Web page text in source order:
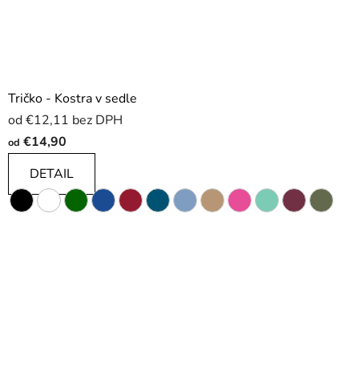
Tričko - Kostra v sedle
od €12,11 bez DPH
od €14,90
DETAIL